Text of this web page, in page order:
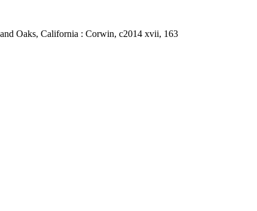
Oaks, California : Corwin, c2014 xvii, 163